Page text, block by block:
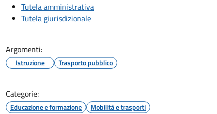
Tutela amministrativa
Tutela giurisdizionale
Argomenti:
Istruzione Trasporto pubblico
Categorie:
Educazione e formazione
Mobilità e trasporti